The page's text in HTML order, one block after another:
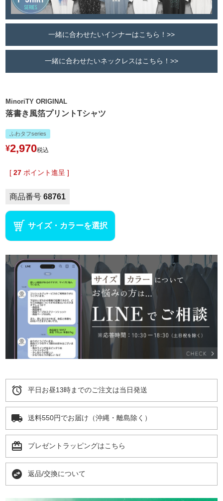
一緒に合わせたいインナーはこちら！>>
一緒に合わせたいネックレスはこちら！>>
MinoriTY ORIGINAL
落書き風箔プリントTシャツ
ふわタフseries
¥2,970税込
[ 27 ポイント進呈 ]
商品番号 68761
サイズ・カラーを選択
alarm 平日お昼13時までのご注文は当日発送
local_shipping 送料550円でお届け（沖縄・離島除く）
card_giftcard プレゼントラッピングはこちら
swap_horizontal_circle 返品/交換について